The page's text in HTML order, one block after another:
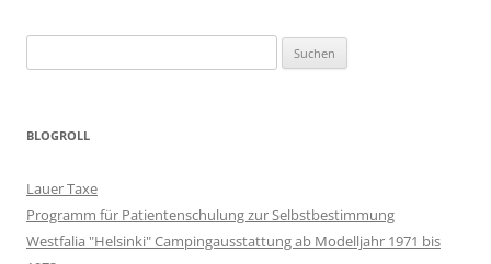
nach:
BLOGROLL
Lauer Taxe
Programm für Patientenschulung zur Selbstbestimmung
Westfalia "Helsinki" Campingausstattung ab Modelljahr 1971 bis